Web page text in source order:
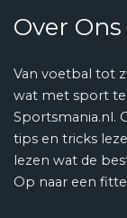
Over Ons
Van voetbal tot
wat met sport
Sportsmania.nl.
tips en tricks
lezen wat de
Op naar een